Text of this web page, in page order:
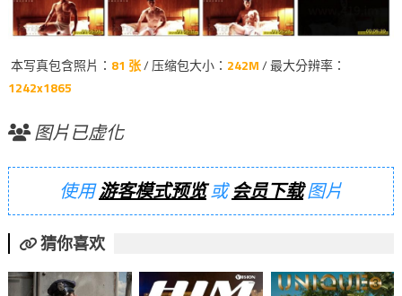
本写真包含照片： 81 张/ 压缩包大小： 242M/ 最大分辨率：
1242x1865
图片已虚化
使用游客模式预览或会员下载图片
猜你喜欢